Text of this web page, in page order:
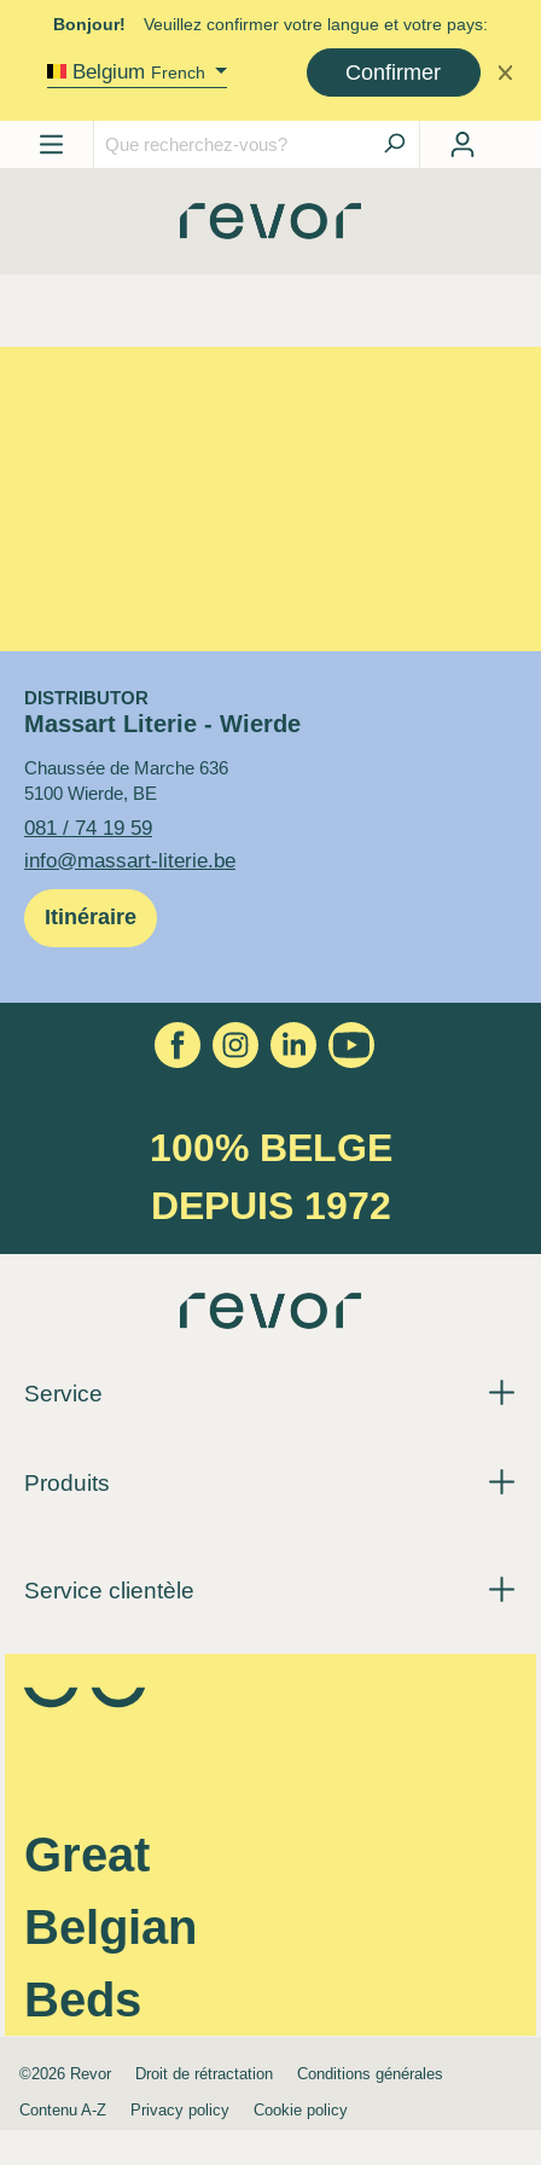
DISTRIBUTOR
Massart Literie - Wierde
Chaussée de Marche 636
5100 Wierde, BE
081 / 74 19 59
info@massart-literie.be
Itinéraire
100% BELGE
DEPUIS 1972
Service
Produits
Service clientèle
Great
Belgian
Beds
©2026 Revor Droit de rétractation
Conditions générales
Contenu A-Z
Privacy policy Cookie policy
Bonjour! Veuillez confirmer votre langue et votre pays:
Belgium French Confirmer